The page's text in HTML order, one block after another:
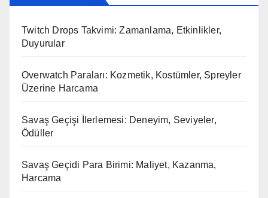
Twitch Drops Takvimi: Zamanlama, Etkinlikler,
Duyurular
Overwatch Paraları: Kozmetik, Kostümler, Spreyler
Üzerine Harcama
Savaş Geçişi İlerlemesi: Deneyim, Seviyeler,
Ödüller
Savaş Geçidi Para Birimi: Maliyet, Kazanma,
Harcama